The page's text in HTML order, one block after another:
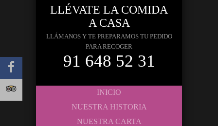
LLÉVATE LA COMIDA
A CASA
LLÁMANOS Y TE PREPARAMOS TU PEDIDO
PARA RECOGER
91 648 52 31
INICIO
NUESTRA HISTORIA
NUESTRA CARTA